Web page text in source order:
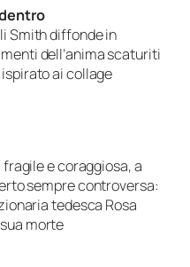
Smith diffonde in
dell’anima scaturiti
ai collage
e coraggiosa, a
sempre controversa:
tedesca Rosa
morte